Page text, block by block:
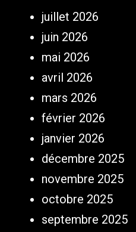
juillet 2026
juin 2026
mai 2026
avril 2026
mars 2026
février 2026
janvier 2026
décembre 2025
novembre 2025
octobre 2025
septembre 2025